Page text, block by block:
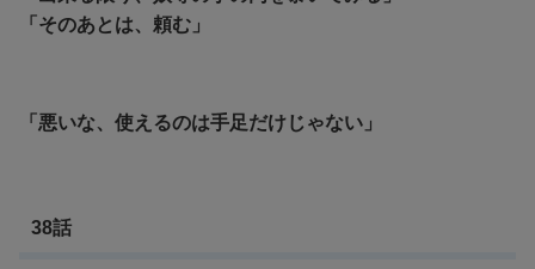
「そのあとは、頼む」
「悪いな、使えるのは手足だけじゃない」
38話